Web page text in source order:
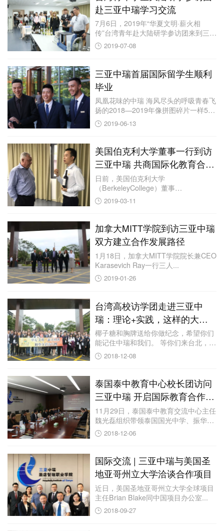
赴三亚中瑞学习交流
7月6日，2019年“华夏文明·薪火相
传”台湾青年赴大陆研学参访团来到三亚
中瑞酒...
2019-07-08
三亚中瑞首届国际留学生顺利
毕业
凤凰花味的中瑞 海风尽头的呼吸青春飞
扬的2018—2019年像拼图碎片一样52
位...2019-06-13
美国伯克利大学董事一行到访
三亚中瑞 共商国际化教育合作
项目
日前，美国伯克利大学
（BerkeleyCollege）董事
Jose.A.Tava...
2019-03-11
加拿大MITT学院到访三亚中瑞
双方建立合作发展路径
1月18日，加拿大MITT学院院长兼CEO
Karasevich Ray一行三人...
2019-01-26
台湾高校访学团走进三亚中
瑞：理论+实践，这样的大学
我喜欢！
椰子糖和胸牌送给你做纪念，希望你们
能记住中瑞和我们。 等你们来台北，我
们一起去吃...
2018-12-08
泰国泰中教育中心校长团访问
三亚中瑞 开启国际教育合作新
领域
11月29日，泰国泰中教育交流中心主任
魏光磊组织带领泰国国光中学、振华中
学等学校...
2018-12-06
国际交流 | 三亚中瑞与美国圣
地亚哥州立大学洽谈合作项目
近日，美国圣地亚哥州立大学全球项目
主任Brian Blake同中国项目办公室...
2018-09-27